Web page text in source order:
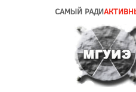
САМЫЙ РАДИ